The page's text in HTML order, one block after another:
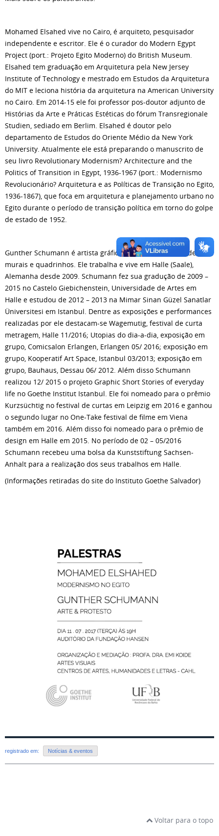
Mohamed Elsahed vive no Cairo, é arquiteto, pesquisador
independente e escritor. Ele é o curador do Modern Egypt
Project (port.: Projeto Egito Moderno) do British Museum.
Elsahed tem graduação em Arquitetura pela New Jersey
Institute of Technology e mestrado em Estudos da Arquitetura
do MIT e leciona história da arquitetura na American University
no Cairo. Em 2014-15 ele foi professor pos-doutor adjunto de
Histórias da Arte e Práticas Estéticas do fórum Transregionale
Studien, sediado em Berlim. Elsahed é doutor pelo
departamento de Estudos do Oriente Médio da New York
University. Atualmente ele está preparando o manuscrito de
seu livro Revolutionary Modernism? Architecture and the
Politics of Transition in Egypt, 1936-1967 (port.: Modernismo
Revolucionário? Arquitetura e as Políticas de Transição no Egito,
1936-1867), que foca em arquitetura e planejamento urbano no
Egito durante o período de transição política em torno do golpe
de estado de 1952.
Gunther Schumann é artista gráfico, ilustrador e pintor de
murais e quadrinhos. Ele trabalha e vive em Halle (Saale),
Alemanha desde 2009. Schumann fez sua gradução de 2009 –
2015 no Castelo Giebichenstein, Universidade de Artes em
Halle e estudou de 2012 – 2013 na Mimar Sinan Güzel Sanatlar
Üniversitesi em Istanbul. Dentre as exposições e performances
realizadas por ele destacam-se Wagemutig, festival de curta
metragem, Halle 11/2016; Utopias do dia-a-dia, exposição em
grupo, Comicsalon Erlangen, Erlangen 05/ 2016; exposição em
grupo, Kooperatif Art Space, Istanbul 03/2013; exposição em
grupo, Bauhaus, Dessau 06/ 2012. Além disso Schumann
realizou 12/ 2015 o projeto Graphic Short Stories of everyday
life no Goethe Institut Istanbul. Ele foi nomeado para o prêmio
Kurzsüchtig no festival de curtas em Leipzig em 2016 e ganhou
o segundo lugar no One-Take festival de filme em Viena
também em 2016. Além disso foi nomeado para o prêmio de
design em Halle em 2015. No período de 02 – 05/2016
Schumann recebeu uma bolsa da Kunststiftung Sachsen-
Anhalt para a realização dos seus trabalhos em Halle.
(Informações retiradas do site do Instituto Goethe Salvador)
registrado em: Notícias & eventos
Voltar para o topo